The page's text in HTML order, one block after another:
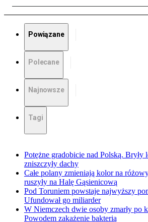
Powiązane
Polecane
Najnowsze
Tagi
Potężne gradobicie nad Polską. Bryły
zniszczyły dachy
Całe polany zmieniają kolor na
ruszyły na Halę Gąsienicową
Pod Toruniem powstaje najwyższy
Ufundował go miliarder
W Niemczech dwie osoby zmarły po
Powodem zakażenie bakterią